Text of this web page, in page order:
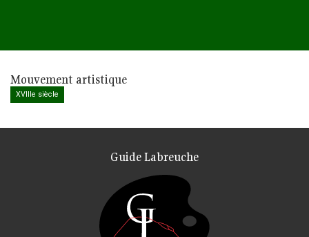
Mouvement artistique
XVIIIe siècle
Guide Labreuche